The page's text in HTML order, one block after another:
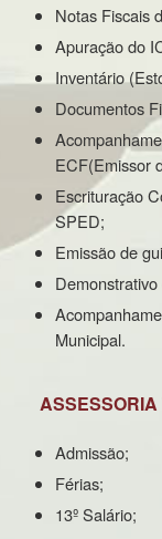
Notas Fiscais
Apuração do
Inventário
Documentos
ECF(Emissor
Escrituração
SPED;
Emissão de
Municipal.
Admissão;
Férias;
13º Salário;